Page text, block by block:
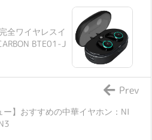
全ワイヤレスイ
BTE01-J
ー】おすすめの中華イヤホン：NI
Prev